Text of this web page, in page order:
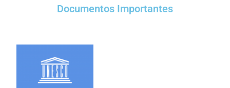
Documentos Importantes